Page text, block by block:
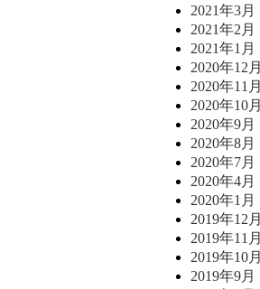
2021年3月
2021年2月
2021年1月
2020年12月
2020年11月
2020年10月
2020年9月
2020年8月
2020年7月
2020年4月
2020年1月
2019年12月
2019年11月
2019年10月
2019年9月